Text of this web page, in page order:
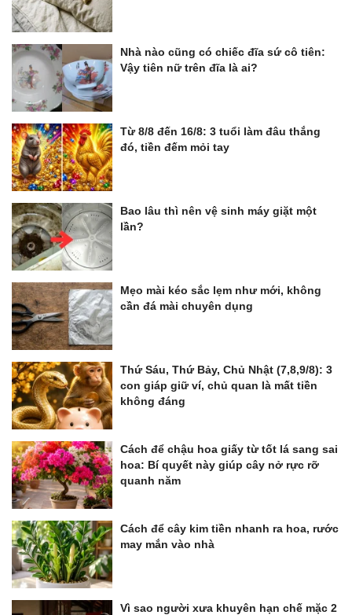
Nhà nào cũng có chiếc đĩa sứ cô tiên:
Vậy tiên nữ trên đĩa là ai?
Từ 8/8 đến 16/8: 3 tuổi làm đâu thắng
đó, tiền đếm mỏi tay
Bao lâu thì nên vệ sinh máy giặt một
lần?
Mẹo mài kéo sắc lẹm như mới, không
cần đá mài chuyên dụng
Thứ Sáu, Thứ Bảy, Chủ Nhật (7,8,9/8): 3
con giáp giữ ví, chủ quan là mất tiền
không đáng
Cách để chậu hoa giấy từ tốt lá sang sai
hoa: Bí quyết này giúp cây nở rực rỡ
quanh năm
Cách để cây kim tiền nhanh ra hoa, rước
may mắn vào nhà
Vì sao người xưa khuyên hạn chế mặc 2